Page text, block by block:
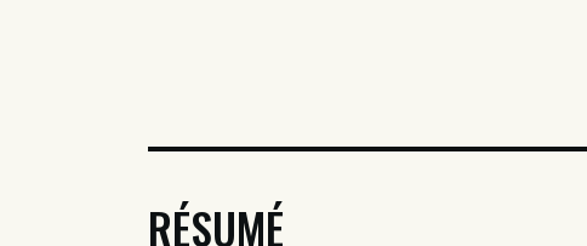
RÉSUMÉ